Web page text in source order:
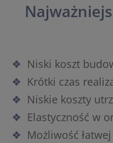
Niski koszt
Krótki czas
Niskie koszty
Elastyczność w
Możliwość